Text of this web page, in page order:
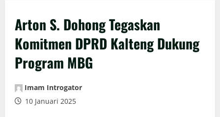
Arton S. Dohong Tegaskan
Komitmen DPRD Kalteng Dukung
Program MBG
Imam Introgator
10 Januari 2025